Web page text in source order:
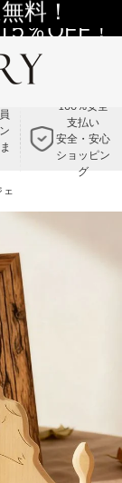
料！
％OFF！
100%安全
支払い
安全・安心
ショッピン
グ
ェ